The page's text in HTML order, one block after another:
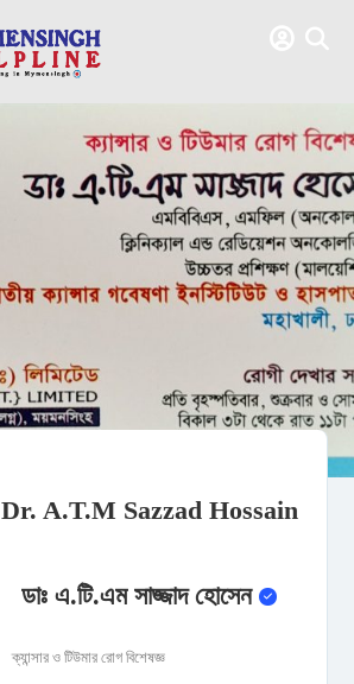
Dr. A.T.M Sazzad Hossain
ডাঃ এ.টি.এম সাজ্জাদ হোসেন
ক্যান্সার ও টিউমার রোগ বিশেষজ্ঞ